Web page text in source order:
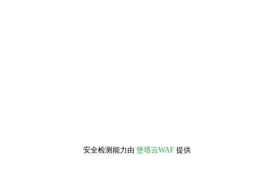
安全检测能力由 堡塔云WAF 提供